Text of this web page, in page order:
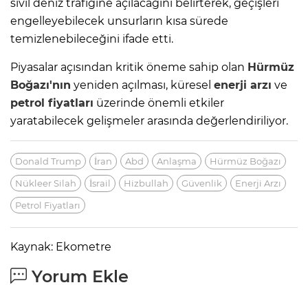
sivil deniz trafiğine açılacağını belirterek, geçişleri
engelleyebilecek unsurların kısa sürede
temizlenebileceğini ifade etti.
Piyasalar açısından kritik öneme sahip olan Hürmüz
Boğazı'nın yeniden açılması, küresel enerji arzı ve
petrol fiyatları üzerinde önemli etkiler
yaratabilecek gelişmeler arasında değerlendiriliyor.
Donald Trump İran Abd Anlaşma
Hürmüz Boğazı
Nükleer Silah
İsrail Hizbullah Güvenlik
Enerji Arzı
Petrol Fiyatları
Kaynak: Ekometre
Yorum Ekle